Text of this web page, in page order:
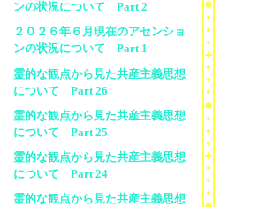
ンの状況について Part 2
２０２６年６月現在のアセンショ
ンの状況について Part 1
霊的な観点から見た共産主義思想
について Part 26
霊的な観点から見た共産主義思想
について Part 25
霊的な観点から見た共産主義思想
について Part 24
霊的な観点から見た共産主義思想